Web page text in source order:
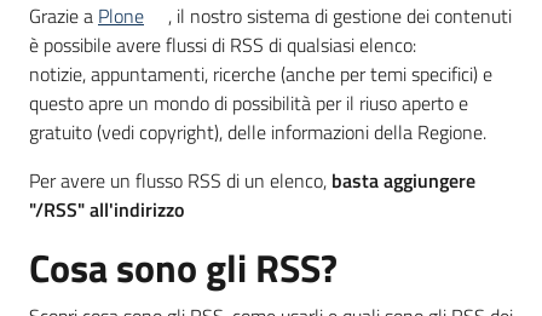
Grazie a Plone
, il nostro sistema di gestione dei contenuti
è possibile avere flussi di RSS di qualsiasi elenco:
notizie, appuntamenti, ricerche (anche per temi specifici) e
questo apre un mondo di possibilità per il riuso aperto e
gratuito (vedi copyright), delle informazioni della Regione.
Per avere un flusso RSS di un elenco, basta aggiungere
"/RSS" all'indirizzo
Cosa sono gli RSS?